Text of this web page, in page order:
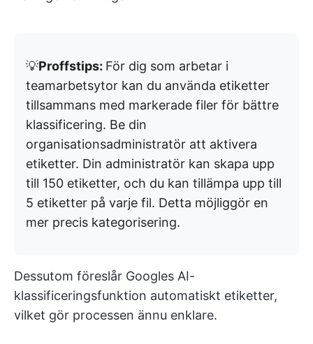
💡Proffstips: För dig som arbetar i
teamarbetsytor kan du använda etiketter
tillsammans med markerade filer för bättre
klassificering. Be din
organisationsadministratör att aktivera
etiketter. Din administratör kan skapa upp
till 150 etiketter, och du kan tillämpa upp till
5 etiketter på varje fil. Detta möjliggör en
mer precis kategorisering.
Dessutom föreslår Googles AI-
klassificeringsfunktion automatiskt etiketter,
vilket gör processen ännu enklare.